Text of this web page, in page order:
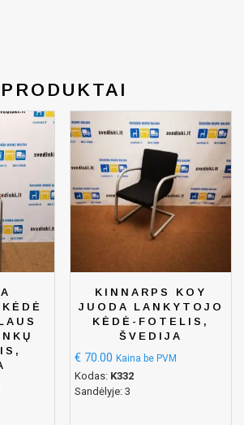
KINNARPS KOY
JUODA LANKYTOJO
KĖDĖ-FOTELIS,
ŠVEDIJA
€ 70.00 Kaina be PVM
Kodas: K332
Sandėlyje: 3